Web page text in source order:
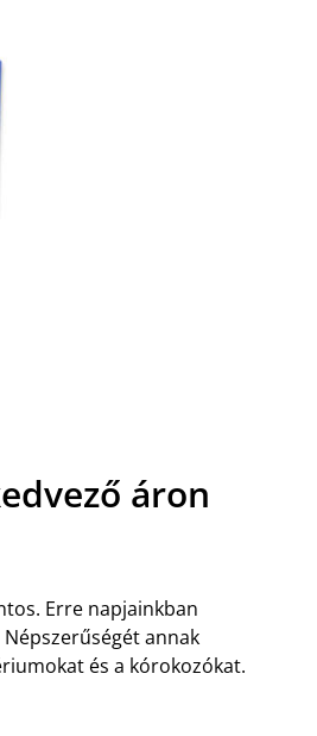
áron
Erre napjainkban
Népszerűségét annak
és a kórokozókat.